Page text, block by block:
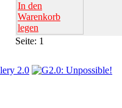
In den
Warenkorb
legen
Seite: 1